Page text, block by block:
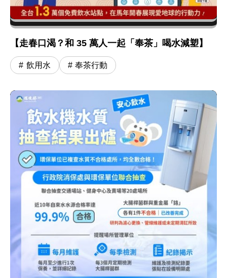
【走春口渴？和 35 萬人一起「奉茶」喝水減塑】
飲用水 奉茶行動